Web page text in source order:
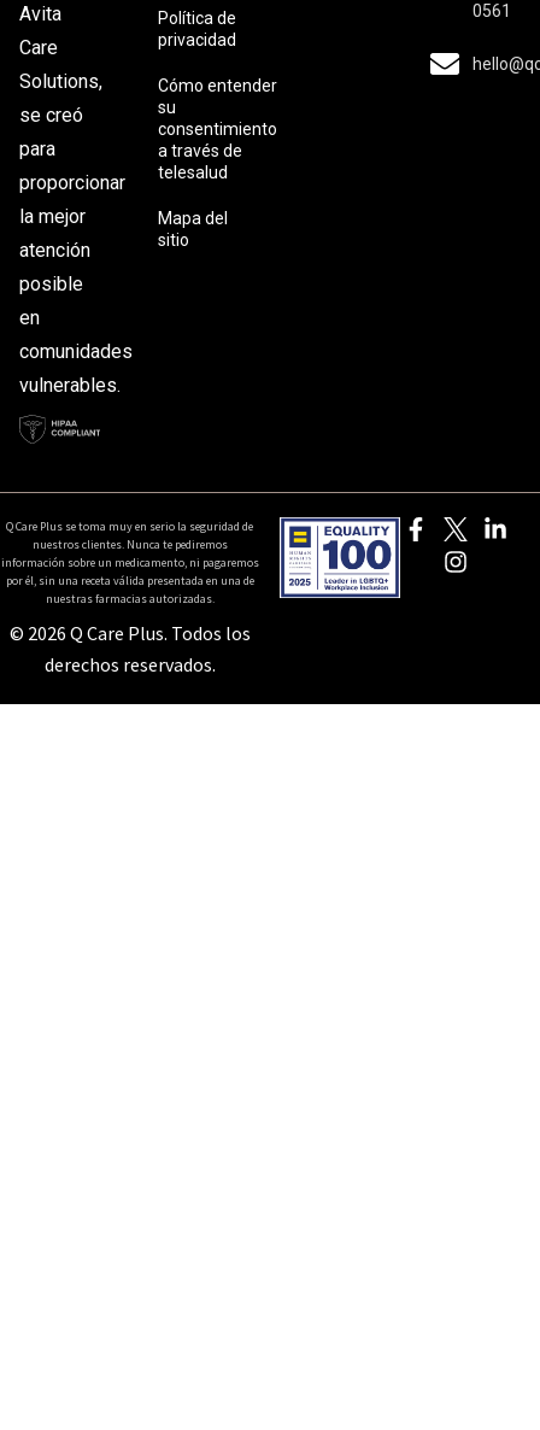
Avita
Care
Solutions,
se creó
para
proporcionar
la mejor
atención
posible
en
comunidades
vulnerables.
Política de
privacidad
Cómo entender
su
consentimiento
a través de
telesalud
Mapa del
sitio
0561
Q Care Plus se toma muy en serio la seguridad de
nuestros clientes. Nunca te pediremos
información sobre un medicamento, ni pagaremos
por él, sin una receta válida presentada en una de
nuestras farmacias autorizadas.
© 2026 Q Care Plus. Todos los
derechos reservados.